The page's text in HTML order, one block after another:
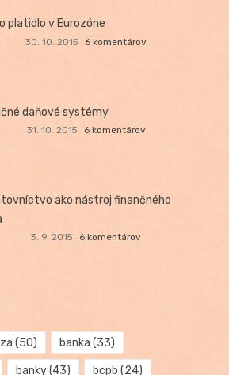
platidlo v Eurozóne
30. 10. 2015 6 komentárov
daňové systémy
31. 10. 2015 6 komentárov
ako nástroj finančného
3. 9. 2015 6 komentárov
(50) banka (33)
banky(43) bcpb (24)